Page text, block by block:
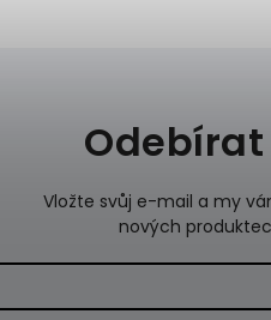
Vložte svůj e-mail a my
nových